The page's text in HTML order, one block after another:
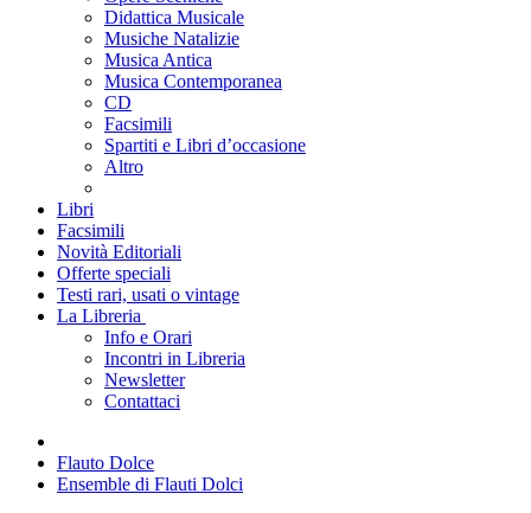
Didattica Musicale
Musiche Natalizie
Musica Antica
Musica Contemporanea
CD
Facsimili
Spartiti e Libri d’occasione
Altro
Libri
Facsimili
Novità Editoriali
Offerte speciali
Testi rari, usati o vintage
La Libreria
Info e Orari
Incontri in Libreria
Newsletter
Contattaci
Flauto Dolce
Ensemble di Flauti Dolci